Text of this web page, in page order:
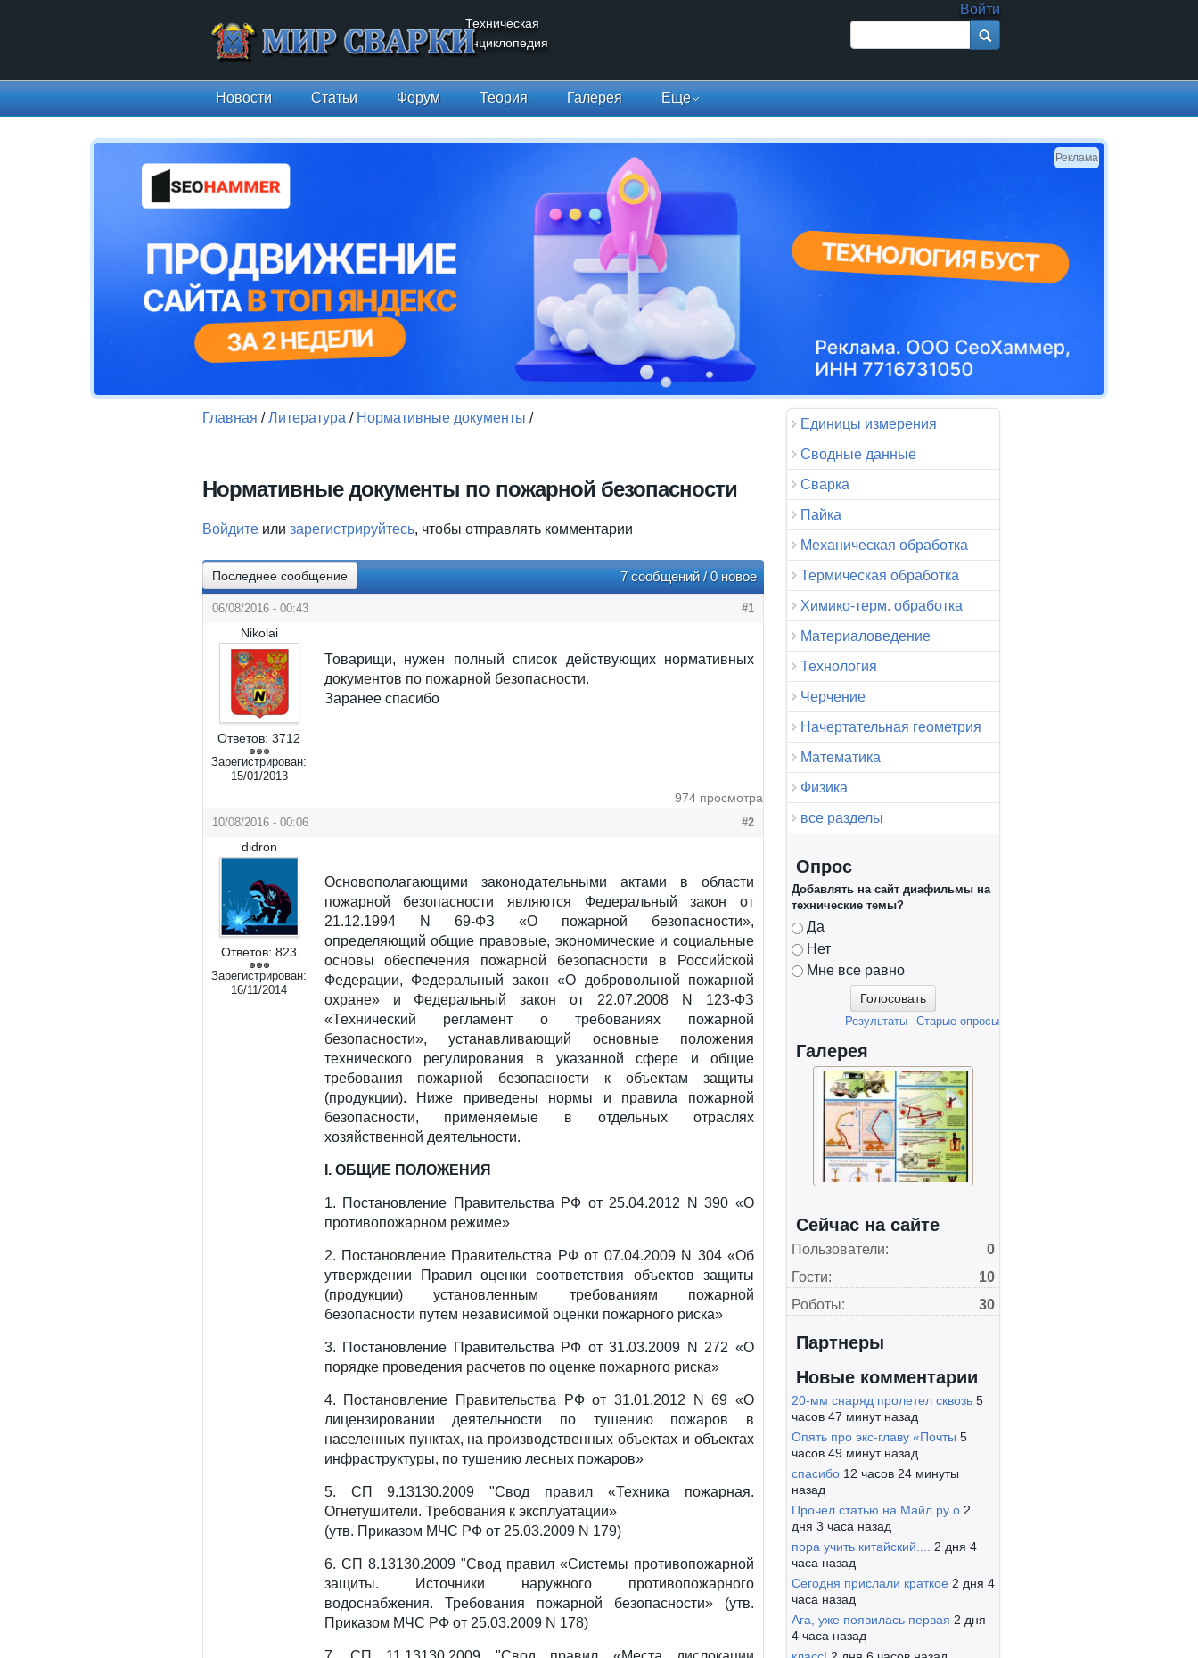
Техническая
энциклопедия
Войти
Форма поиска
Новости Статьи Форум Теория Галерея Еще
Реклама
Главная /Литература / Нормативные документы /
Нормативные документы по пожарной безопасности
Войдите или зарегистрируйтесь, чтобы отправлять комментарии
Последнее сообщение 7 сообщений / 0 новое
06/08/2016 - 00:43 #1
Nikolai
Ответов: 3712
Зарегистрирован:
15/01/2013
Товарищи, нужен полный список действующих нормативных
документов по пожарной безопасности.
Заранее спасибо
974 просмотра
10/08/2016 - 00:06 #2
didron
Ответов: 823
Зарегистрирован:
16/11/2014
Основополагающими законодательными актами в области
пожарной безопасности являются Федеральный закон от
21.12.1994 N 69-ФЗ «О пожарной безопасности»,
определяющий общие правовые, экономические и социальные
основы обеспечения пожарной безопасности в Российской
Федерации, Федеральный закон «О добровольной пожарной
охране» и Федеральный закон от 22.07.2008 N 123-ФЗ
«Технический регламент о требованиях пожарной
безопасности», устанавливающий основные положения
технического регулирования в указанной сфере и общие
требования пожарной безопасности к объектам защиты
(продукции). Ниже приведены нормы и правила пожарной
безопасности, применяемые в отдельных отраслях
хозяйственной деятельности.
I. ОБЩИЕ ПОЛОЖЕНИЯ
1. Постановление Правительства РФ от 25.04.2012 N 390 «О
противопожарном режиме»
2. Постановление Правительства РФ от 07.04.2009 N 304 «Об
утверждении Правил оценки соответствия объектов защиты
(продукции) установленным требованиям пожарной
безопасности путем независимой оценки пожарного риска»
3. Постановление Правительства РФ от 31.03.2009 N 272 «О
порядке проведения расчетов по оценке пожарного риска»
4. Постановление Правительства РФ от 31.01.2012 N 69 «О
лицензировании деятельности по тушению пожаров в
населенных пунктах, на производственных объектах и объектах
инфраструктуры, по тушению лесных пожаров»
5. СП 9.13130.2009 "Свод правил «Техника пожарная.
Огнетушители. Требования к эксплуатации»
(утв. Приказом МЧС РФ от 25.03.2009 N 179)
6. СП 8.13130.2009 "Свод правил «Системы противопожарной
защиты. Источники наружного противопожарного
водоснабжения. Требования пожарной безопасности» (утв.
Приказом МЧС РФ от 25.03.2009 N 178)
Единицы измерения
Сводные данные
Сварка
Пайка
Механическая обработка
Термическая обработка
Химико-терм. обработка
Материаловедение
Технология
Черчение
Начертательная геометрия
Математика
Физика
все разделы
Опрос
Добавлять на сайт диафильмы на
технические темы?
Варианты
Да
Нет
Мне все равно
Старые опросы
Результаты
Галерея
Сейчас на сайте
Пользователи:
0
Гости:
10
Роботы:
30
Партнеры
Новые комментарии
20-мм снаряд пролетел сквозь 5
часов 47 минут назад
Опять про экс-главу «Почты 5
часов 49 минут назад
спасибо 12 часов 24 минуты
назад
Прочел статью на Майл.ру о 2
дня 3 часа назад
пора учить китайский....
2 дня 4
часа назад
Сегодня прислали краткое 2 дня 4
часа назад
Ага, уже появилась первая 2 дня
4 часа назад